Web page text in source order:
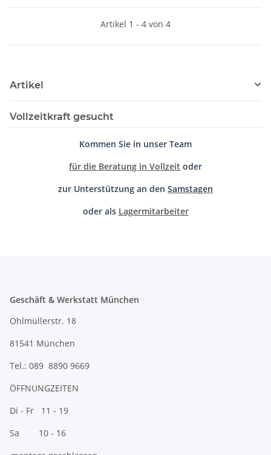
Artikel 1 - 4 von 4
Artikel
Vollzeitkraft gesucht
Kommen Sie in unser Team
für die Beratung in Vollzeit oder
zur Unterstützung an den Samstagen
oder als Lagermitarbeiter
Geschäft & Werkstatt München
Ohlmüllerstr. 18
81541 München
Tel.: 089 8890 9669
ÖFFNUNGZEITEN
Di - Fr 11 - 19
Sa 10 - 16